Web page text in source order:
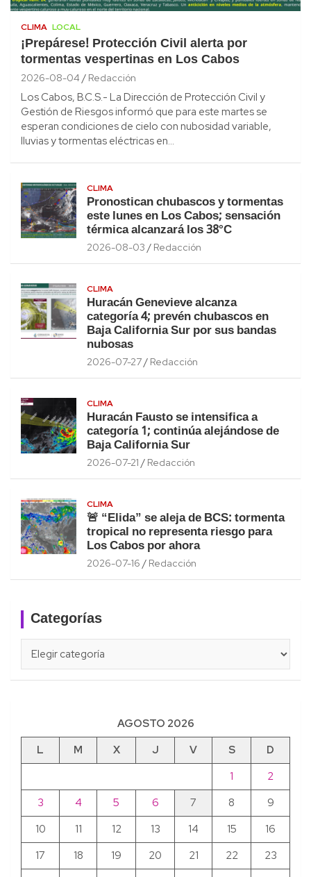
CLIMA LOCAL
¡Prepárese! Protección Civil alerta por
tormentas vespertinas en Los Cabos
2026-08-04 Redacción
Los Cabos, B.C.S.- La Dirección de Protección Civil y
Gestión de Riesgos informó que para este martes se
esperan condiciones de cielo con nubosidad variable,
lluvias y tormentas eléctricas en…
CLIMA
Pronostican chubascos y tormentas
este lunes en Los Cabos; sensación
térmica alcanzará los 38°C
2026-08-03 Redacción
CLIMA
Huracán Genevieve alcanza
categoría 4; prevén chubascos en
Baja California Sur por sus bandas
nubosas
2026-07-27 Redacción
CLIMA
Huracán Fausto se intensifica a
categoría 1; continúa alejándose de
Baja California Sur
2026-07-21 Redacción
CLIMA
🚨 “Elida” se aleja de BCS: tormenta
tropical no representa riesgo para
Los Cabos por ahora
2026-07-16 Redacción
Categorías
AGOSTO 2026
L
M X J V S
D
1
2
3
4 5 6 7 8
9
10
11 12 13 14 15
16
17
18 19 20 21 22
23